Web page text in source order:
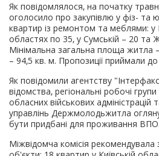
Як повідомлялося, на початку
оголосило про закупівлю у фіз- та
квартир із ремонтом та меблями: у
областях по 35, у Сумській – 20 та
Мінімальна загальна площа житла
– 94,5 кв. м. Пропозиції приймали
Як повідомили агентству
відомства, регіональні робочі
обласних військових адміністрацій
управлінь Держмолодьжитла
бути придбані для проживання ВПО.
Міжвідомча комісія